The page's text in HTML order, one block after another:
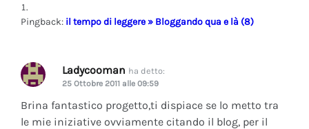
Pingback: il tempo di leggere » Bloggando qua e là (8)
Ladycooman ha detto:
25 Ottobre 2011 alle 09:59
Brina fantastico progetto,ti dispiace se lo metto tra
le mie iniziative ovviamente citando il blog, per il